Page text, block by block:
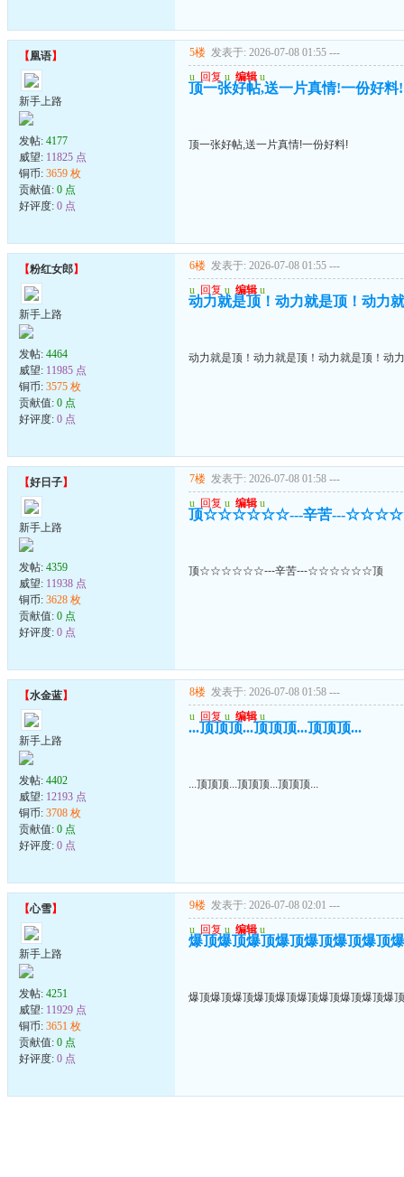
【凰语】
新手上路
发帖: 4177
威望: 11825 点
铜币: 3659 枚
贡献值: 0 点
好评度: 0 点
5楼 发表于: 2026-07-08 01:55 ---
u 回复 u 编辑 u
顶一张好帖,送一片真情!一份好料!
顶一张好帖,送一片真情!一份好料!
【粉红女郎】
新手上路
发帖: 4464
威望: 11985 点
铜币: 3575 枚
贡献值: 0 点
好评度: 0 点
6楼 发表于: 2026-07-08 01:55 ---
u 回复 u 编辑 u
动力就是顶！动力就是顶！动力
动力就是顶！动力就是顶！动力就是顶！动
【好日子】
新手上路
发帖: 4359
威望: 11938 点
铜币: 3628 枚
贡献值: 0 点
好评度: 0 点
7楼 发表于: 2026-07-08 01:58 ---
u 回复 u 编辑 u
顶☆☆☆☆☆☆---辛苦---
顶☆☆☆☆☆☆---辛苦---☆☆☆☆☆☆顶
【水金蓝】
新手上路
发帖: 4402
威望: 12193 点
铜币: 3708 枚
贡献值: 0 点
好评度: 0 点
8楼 发表于: 2026-07-08 01:58 ---
u 回复 u 编辑 u
...顶顶顶...顶顶顶...顶顶顶...
...顶顶顶...顶顶顶...顶顶顶...
【心雪】
新手上路
发帖: 4251
威望: 11929 点
铜币: 3651 枚
贡献值: 0 点
好评度: 0 点
9楼 发表于: 2026-07-08 02:01 ---
u 回复 u 编辑 u
爆顶爆顶爆顶爆顶爆顶爆顶爆顶
爆顶爆顶爆顶爆顶爆顶爆顶爆顶爆顶爆顶爆